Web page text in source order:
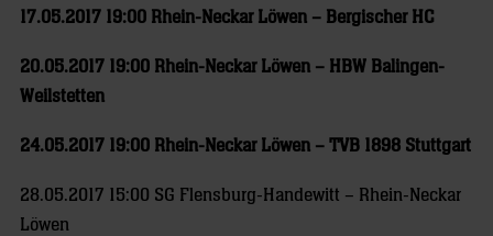
17.05.2017 19:00 Rhein-Neckar Löwen – Bergischer HC
20.05.2017 19:00 Rhein-Neckar Löwen – HBW Balingen-
Weilstetten
24.05.2017 19:00 Rhein-Neckar Löwen – TVB 1898 Stuttgart
28.05.2017 15:00 SG Flensburg-Handewitt – Rhein-Neckar
Löwen